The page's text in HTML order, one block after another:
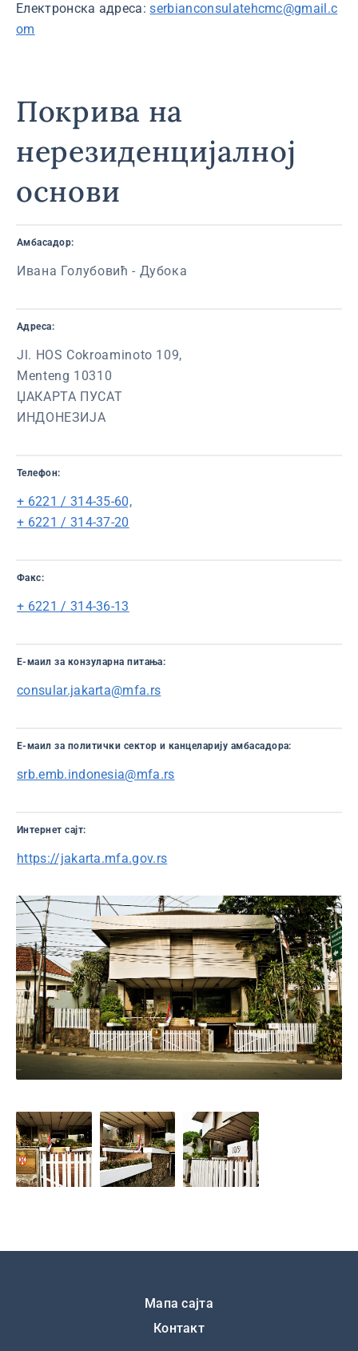
Електронска адреса:serbianconsulatehcmc@gmail.c
om
Покрива на
нерезиденцијалној
основи
Амбасадор:
Ивана Голубовић - Дубока
Адреса:
Jl. HOS Cokroaminoto 109,
Menteng 10310
ЏАКАРТА ПУСАТ
ИНДОНЕЗИЈА
Телефон:
+ 6221 / 314-35-60,
+ 6221 / 314-37-20
Факс:
+ 6221 / 314-36-13
Е-маил за конзуларна питања:
consular.jakarta@mfa.rs
Е-маил за политички сектор и канцеларију амбасадора:
srb.emb.indonesia@mfa.rs
Интернет сајт:
https://jakarta.mfa.gov.rs
Мапа сајта
Контакт